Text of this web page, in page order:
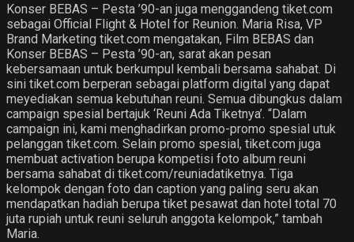
Konser BEBAS – Pesta ’90-an juga menggandeng tiket.com
sebagai Official Flight & Hotel for Reunion. Maria Risa, VP
Brand Marketing tiket.com mengatakan, Film BEBAS dan
Konser BEBAS – Pesta ’90-an, sarat akan pesan
kebersamaan untuk berkumpul kembali bersama sahabat. Di
sini tiket.com berperan sebagai platform digital yang dapat
meyediakan semua kebutuhan reuni. Semua dibungkus dalam
campaign spesial bertajuk ‘Reuni Ada Tiketnya’. “Dalam
campaign ini, kami menghadirkan promo-promo spesial utuk
pelanggan tiket.com. Selain promo spesial, tiket.com juga
membuat activation berupa kompetisi foto album reuni
bersama sahabat di tiket.com/reuniadatiketnya. Tiga
kelompok dengan foto dan caption yang paling seru akan
mendapatkan hadiah berupa tiket pesawat dan hotel total 70
juta rupiah untuk reuni seluruh anggota kelompok,” tambah
Maria.